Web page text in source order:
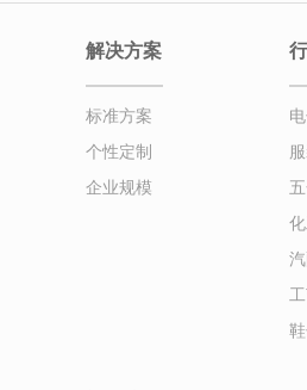
解决方案
标准方案
个性定制
企业规模